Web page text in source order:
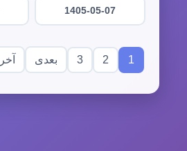
1405-05-07
1
2
3 بعدی آخر